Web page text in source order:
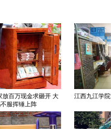
江西九江学院女学生装修复古宿舍